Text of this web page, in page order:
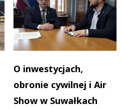
O inwestycjach,
obronie cywilnej i Air
Show w Suwałkach